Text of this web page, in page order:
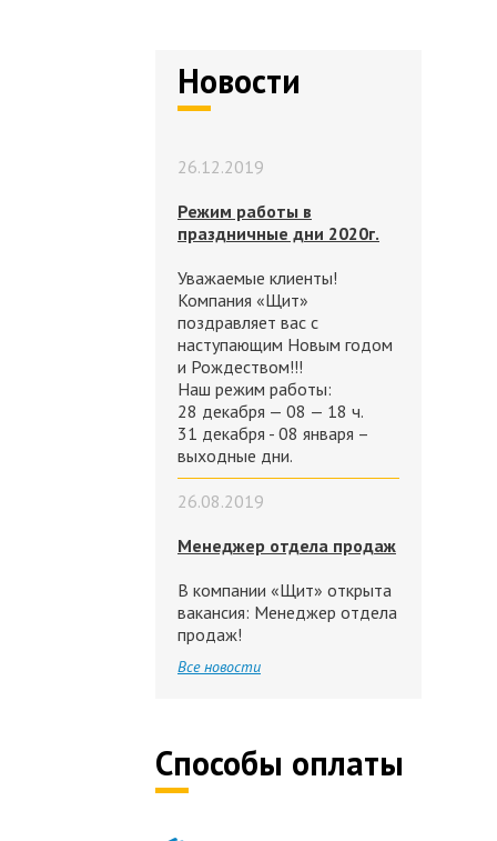
Новости
26.12.2019
Режим работы в
праздничные дни 2020г.
Уважаемые клиенты!
Компания «Щит»
поздравляет вас с
наступающим Новым годом
и Рождеством!!!
Наш режим работы:
28 декабря — 08 — 18 ч.
31 декабря - 08 января –
выходные дни.
26.08.2019
Менеджер отдела продаж
В компании «Щит» открыта
вакансия: Менеджер отдела
продаж!
Все новости
Способы оплаты